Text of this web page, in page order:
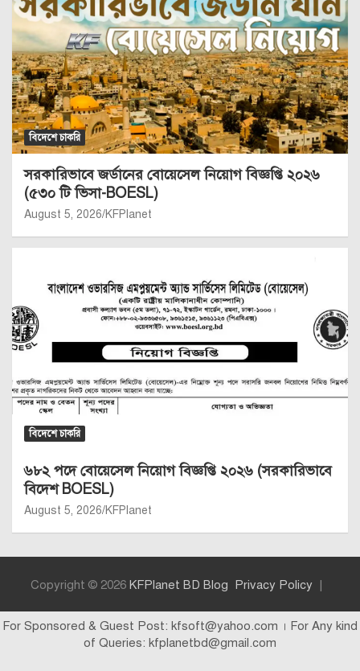
বিদেশে চাকরি
সরকারিভাবে জর্ডানের বোয়েসেল নিয়োগ বিজ্ঞপ্তি ২০২৬
(৫৩০ টি ভিসা-BOESL)
August 5, 2026 KFPlanet
বিদেশে চাকরি
৬৮২ পদে বোয়েসেল নিয়োগ বিজ্ঞপ্তি ২০২৬ (সরকারিভাবে
বিদেশ BOESL)
August 5, 2026 KFPlanet
Copyright © 2026 KFPlanet BD Blog Privacy Policy
For Sponsored & Guest Post: kfsoft@yahoo.com । For Any kind
of Queries: kfplanetbd@gmail.com